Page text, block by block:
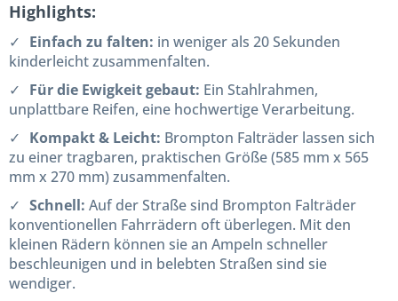
Highlights:
Einfach zu falten: in weniger als 20 Sekunden
kinderleicht zusammenfalten.
Für die Ewigkeit gebaut: Ein Stahlrahmen,
unplattbare Reifen, eine hochwertige Verarbeitung.
Kompakt & Leicht: Brompton Falträder lassen sich
zu einer tragbaren, praktischen Größe (585 mm x 565
mm x 270 mm) zusammenfalten.
Schnell: Auf der Straße sind Brompton Falträder
konventionellen Fahrrädern oft überlegen. Mit den
kleinen Rädern können sie an Ampeln schneller
beschleunigen und in belebten Straßen sind sie
wendiger.